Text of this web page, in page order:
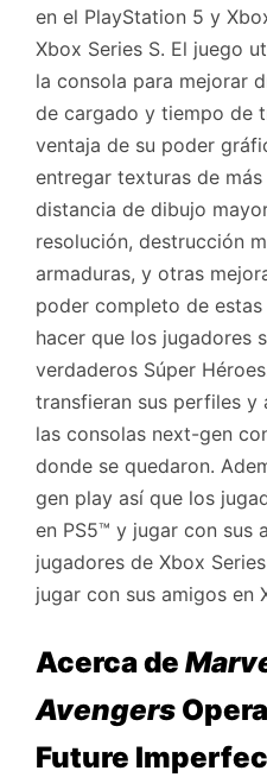
en el PlayStation 5 y
Xbox Series S. El juego
la consola para mejorar
de cargado y tiempo de
ventaja de su poder
entregar texturas de
distancia de dibujo
resolución, destrucción
armaduras, y otras
poder completo de
hacer que los jugadores
verdaderos Súper
transfieran sus perfiles y
las consolas next-gen
donde se quedaron.
gen play así que los
en PS5™ y jugar con sus
jugadores de Xbox
jugar con sus amigos en
Acerca de
Avengers
Future